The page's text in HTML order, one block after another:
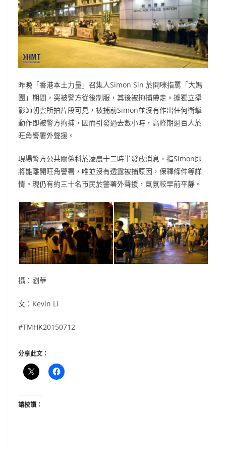
昨晚「香港本土力量」召集人Simon Sin 於開咪指罵「大媽
團」期間，突被警方從後制服，其後被拘捕帶走。據獨立攝
影師朝雲所拍片段可見，被捕前Simon並沒有作出任何衝擊
動作即被警方拘捕，因而引發過去數小時，高峰期過百人於
旺角警署外聲援。
現場警方公共關係科於凌晨十二時半發放消息，指Simon即
將能離開旺角警署，唯並沒有透露被捕原因，保釋條件等詳
情。現仍有約三十名市民於警署外聲援，氣氛較早前平靜。
攝：劉華
文：Kevin Li
#TMHK20150712
分享此文：
請按讚：